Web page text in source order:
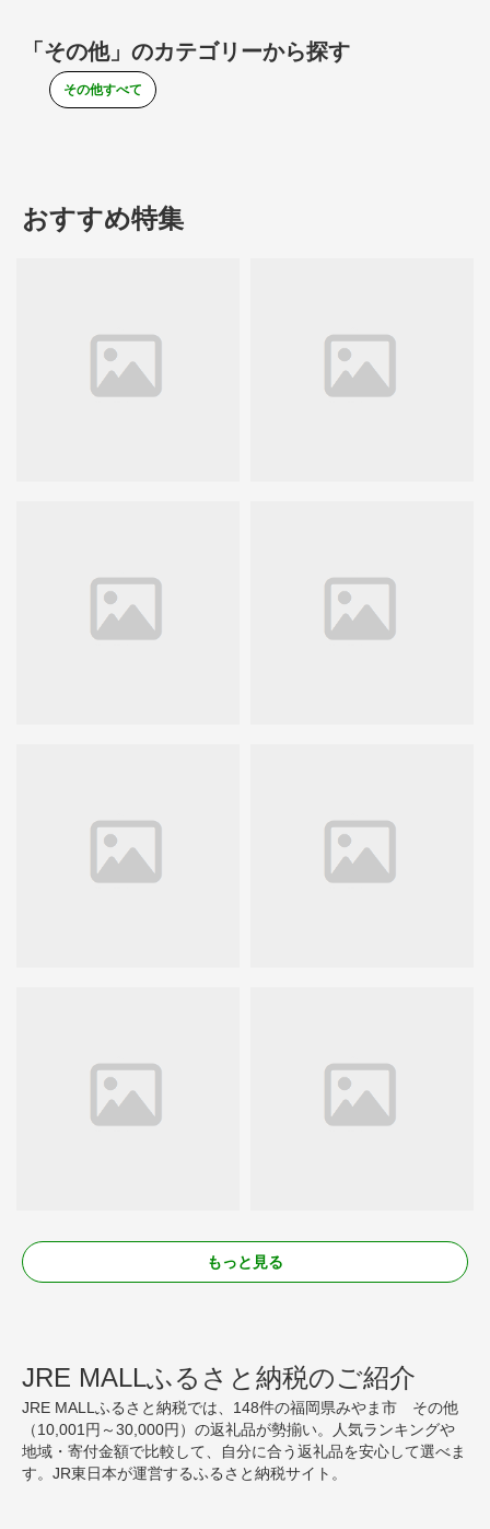
「その他」のカテゴリーから探す
その他すべて
おすすめ特集
もっと見る
JRE MALLふるさと納税のご紹介
JRE MALLふるさと納税では、148件の福岡県みやま市 その他
（10,001円～30,000円）の返礼品が勢揃い。人気ランキングや
地域・寄付金額で比較して、自分に合う返礼品を安心して選べま
す。JR東日本が運営するふるさと納税サイト。